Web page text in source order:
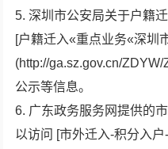
5. 深圳市公安局关于户籍
[户籍迁入«重点业务«深圳
(http://ga.sz.gov.cn/
公示等信息。
6. 广东政务服务网提供的
以访问 [市外迁入-积分入